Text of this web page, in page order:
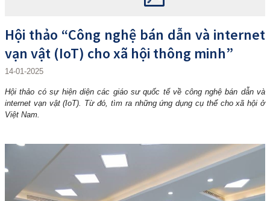
Hội thảo “Công nghệ bán dẫn và internet
vạn vật (IoT) cho xã hội thông minh”
14-01-2025
Hội thảo có sự hiện diện các giáo sư quốc tế về công nghệ bán dẫn và
internet vạn vật (IoT). Từ đó, tìm ra những ứng dụng cụ thể cho xã hội ở
Việt Nam.